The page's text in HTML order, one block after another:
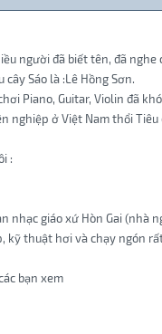
người đã biết tên, đã
Sáo là :Lê Hồng Sơn.
Piano, Guitar, Violin đã
ở Việt Nam thổi Tiêu
:
giáo xứ Hòn Gai (nhà
thuật hơi và chạy ngón
bạn xem